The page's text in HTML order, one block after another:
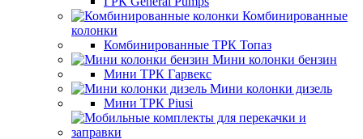
Комбинированные
колонки
Комбинированные ТРК Топаз
Мини колонки бензин
Мини ТРК Гарвекс
Мини колонки дизель
Мини ТРК Piusi